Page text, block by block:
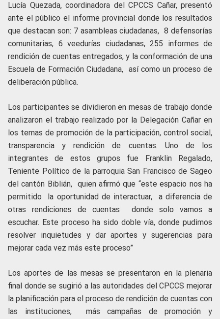
Lucía Quezada, coordinadora del CPCCS Cañar, presentó
ante el público el informe provincial donde los resultados
que destacan son: 7 asambleas ciudadanas, 8 defensorías
comunitarias, 6 veedurías ciudadanas, 255 informes de
rendición de cuentas entregados, y la conformación de una
Escuela de Formación Ciudadana, así como un proceso de
deliberación pública.
Los participantes se dividieron en mesas de trabajo donde
analizaron el trabajo realizado por la Delegación Cañar en
los temas de promoción de la participación, control social,
transparencia y rendición de cuentas. Uno de los
integrantes de estos grupos fue Franklin Regalado,
Teniente Político de la parroquia San Francisco de Sageo
del cantón Biblián, quien afirmó que “este espacio nos ha
permitido la oportunidad de interactuar, a diferencia de
otras rendiciones de cuentas donde solo vamos a
escuchar. Este proceso ha sido doble vía, donde pudimos
resolver inquietudes y dar aportes y sugerencias para
mejorar cada vez más este proceso”
Los aportes de las mesas se presentaron en la plenaria
final donde se sugirió a las autoridades del CPCCS mejorar
la planificación para el proceso de rendición de cuentas con
las instituciones, más campañas de promoción y